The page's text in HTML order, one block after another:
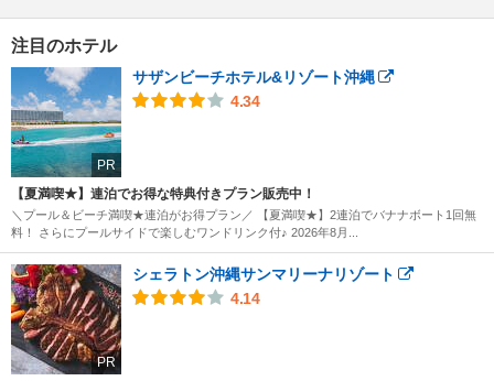
注目のホテル
PR
サザンビーチホテル&リゾート沖縄
4.34
【夏満喫★】連泊でお得な特典付きプラン販売中！
＼プール＆ビーチ満喫★連泊がお得プラン／ 【夏満喫★】2連泊でバナナボート1回無
料！ さらにプールサイドで楽しむワンドリンク付♪ 2026年8月...
PR
シェラトン沖縄サンマリーナリゾート
4.14